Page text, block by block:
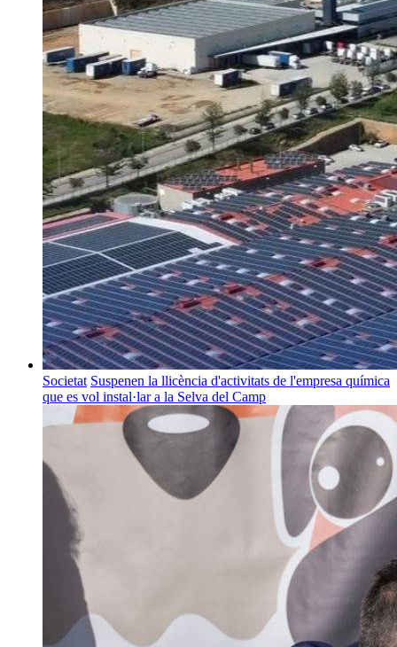
Societat Suspenen la llicència d'activitats de l'empresa química
que es vol instal·lar a la Selva del Camp